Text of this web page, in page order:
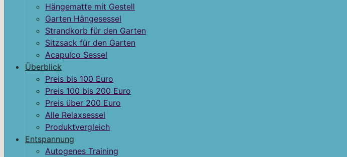
Hängematte mit Gestell
Garten Hängesessel
Strandkorb für den Garten
Sitzsack für den Garten
Acapulco Sessel
Überblick
Preis bis 100 Euro
Preis 100 bis 200 Euro
Preis über 200 Euro
Alle Relaxsessel
Produktvergleich
Entspannung
Autogenes Training